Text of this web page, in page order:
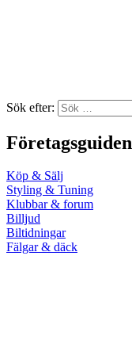
Sök efter:
Företagsguiden
Köp & Sälj
Styling & Tuning
Klubbar & forum
Billjud
Biltidningar
Fälgar & däck